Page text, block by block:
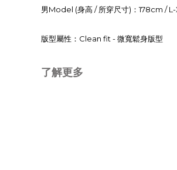
男Model (身高 / 所穿尺寸)：178cm / L-
版型屬性：Clean fit - 微寬鬆身版型
了解更多